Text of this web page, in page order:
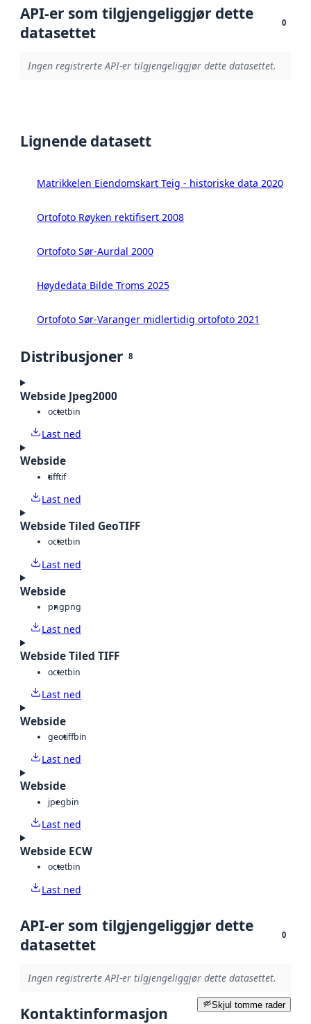
API-er som tilgjengeliggjør dette
datasettet
0
Ingen registrerte API-er tilgjengeliggjør dette datasettet.
Lignende datasett
Matrikkelen Eiendomskart Teig - historiske data 2020
Ortofoto Røyken rektifisert 2008
Ortofoto Sør-Aurdal 2000
Høydedata Bilde Troms 2025
Ortofoto Sør-Varanger midlertidig ortofoto 2021
Distribusjoner 8
Webside Jpeg2000
octetbin
Last ned
Webside
tifftif
Last ned
Webside Tiled GeoTIFF
octetbin
Last ned
Webside
pngpng
Last ned
Webside Tiled TIFF
octetbin
Last ned
Webside
geotiffbin
Last ned
Webside
jpegbin
Last ned
Webside ECW
octetbin
Last ned
API-er som tilgjengeliggjør dette
datasettet
0
Ingen registrerte API-er tilgjengeliggjør dette datasettet.
Skjul tomme rader
Kontaktinformasjon